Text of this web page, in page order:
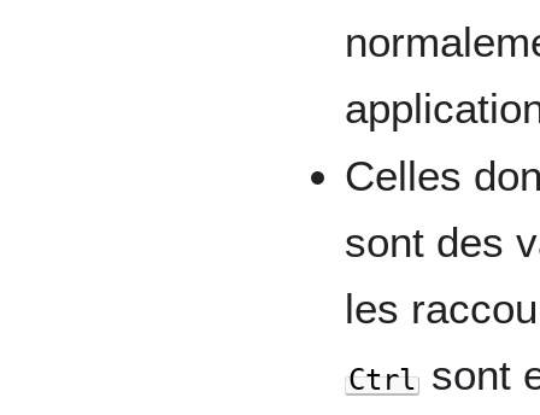
Celles
sont des
les
Ctrl sont